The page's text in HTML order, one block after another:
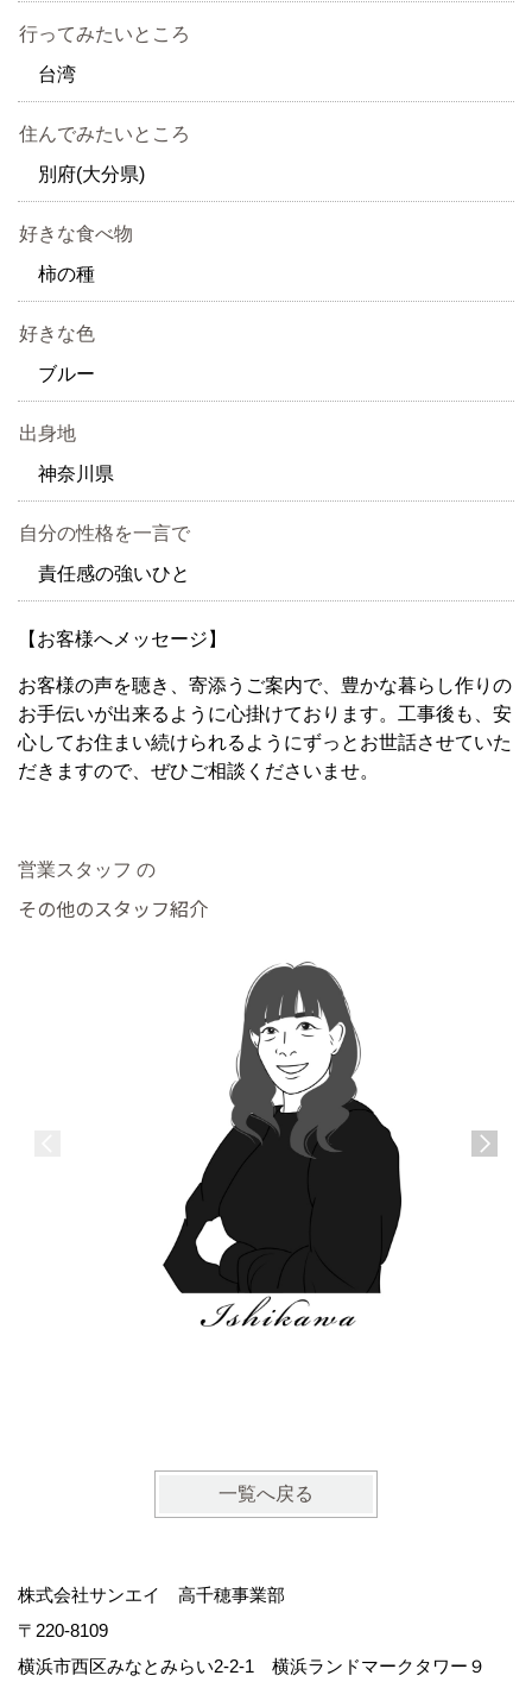
行ってみたいところ
台湾
住んでみたいところ
別府(大分県)
好きな食べ物
柿の種
好きな色
ブルー
出身地
神奈川県
自分の性格を一言で
責任感の強いひと
【お客様へメッセージ】
お客様の声を聴き、寄添うご案内で、豊かな暮らし作りの
お手伝いが出来るように心掛けております。工事後も、安
心してお住まい続けられるようにずっとお世話させていた
だきますので、ぜひご相談くださいませ。
営業スタッフ の
その他のスタッフ紹介
一覧へ戻る
株式会社サンエイ 高千穂事業部
〒220-8109
横浜市西区みなとみらい2-2-1 横浜ランドマークタワー９